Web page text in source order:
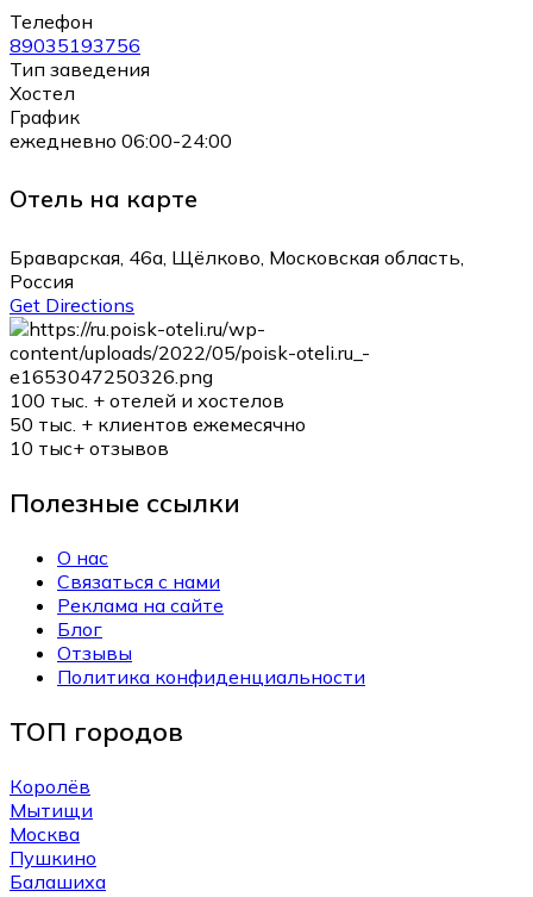
Телефон
89035193756
Тип заведения
Хостел
График
ежедневно 06:00-24:00
Отель на карте
Браварская, 46а, Щёлково, Московская область,
Россия
Get Directions
100 тыс. + отелей и хостелов
50 тыс. + клиентов ежемесячно
10 тыс+ отзывов
Полезные ссылки
О нас
Связаться с нами
Реклама на сайте
Блог
Отзывы
Политика конфиденциальности
ТОП городов
Королёв
Мытищи
Москва
Пушкино
Балашиха